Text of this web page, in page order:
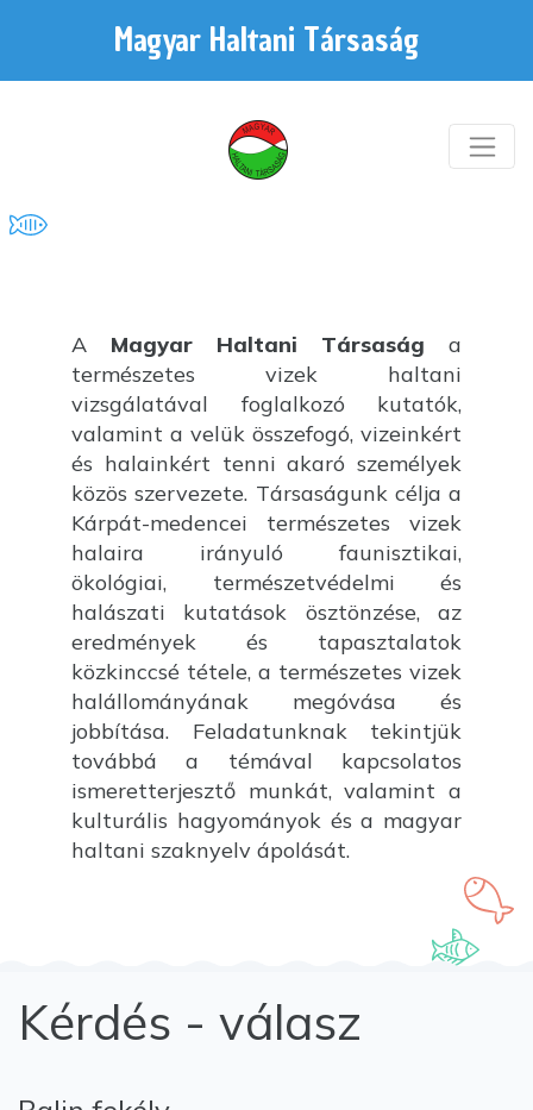
Magyar Haltani Társaság
A Magyar Haltani Társaság a
természetes vizek haltani
vizsgálatával foglalkozó kutatók,
valamint a velük összefogó, vizeinkért
és halainkért tenni akaró személyek
közös szervezete. Társaságunk célja a
Kárpát-medencei természetes vizek
halaira irányuló faunisztikai,
ökológiai, természetvédelmi és
halászati kutatások ösztönzése, az
eredmények és tapasztalatok
közkinccsé tétele, a természetes vizek
halállományának megóvása és
jobbítása. Feladatunknak tekintjük
továbbá a témával kapcsolatos
ismeretterjesztő munkát, valamint a
kulturális hagyományok és a magyar
haltani szaknyelv ápolását.
Kérdés - válasz